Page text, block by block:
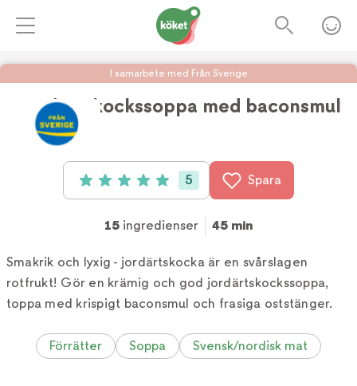
I samarbete med Från Sverige
Jordärtskockssoppa med baconsmul
Betyg: 5 av 5 (5 röster)
5 Spara
15 ingredienser 45 min
Smakrik och lyxig - jordärtskocka är en svårslagen
rotfrukt! Gör en krämig och god jordärtskockssoppa,
toppa med krispigt baconsmul och frasiga oststänger.
Förrätter Soppa Svensk/nordisk mat